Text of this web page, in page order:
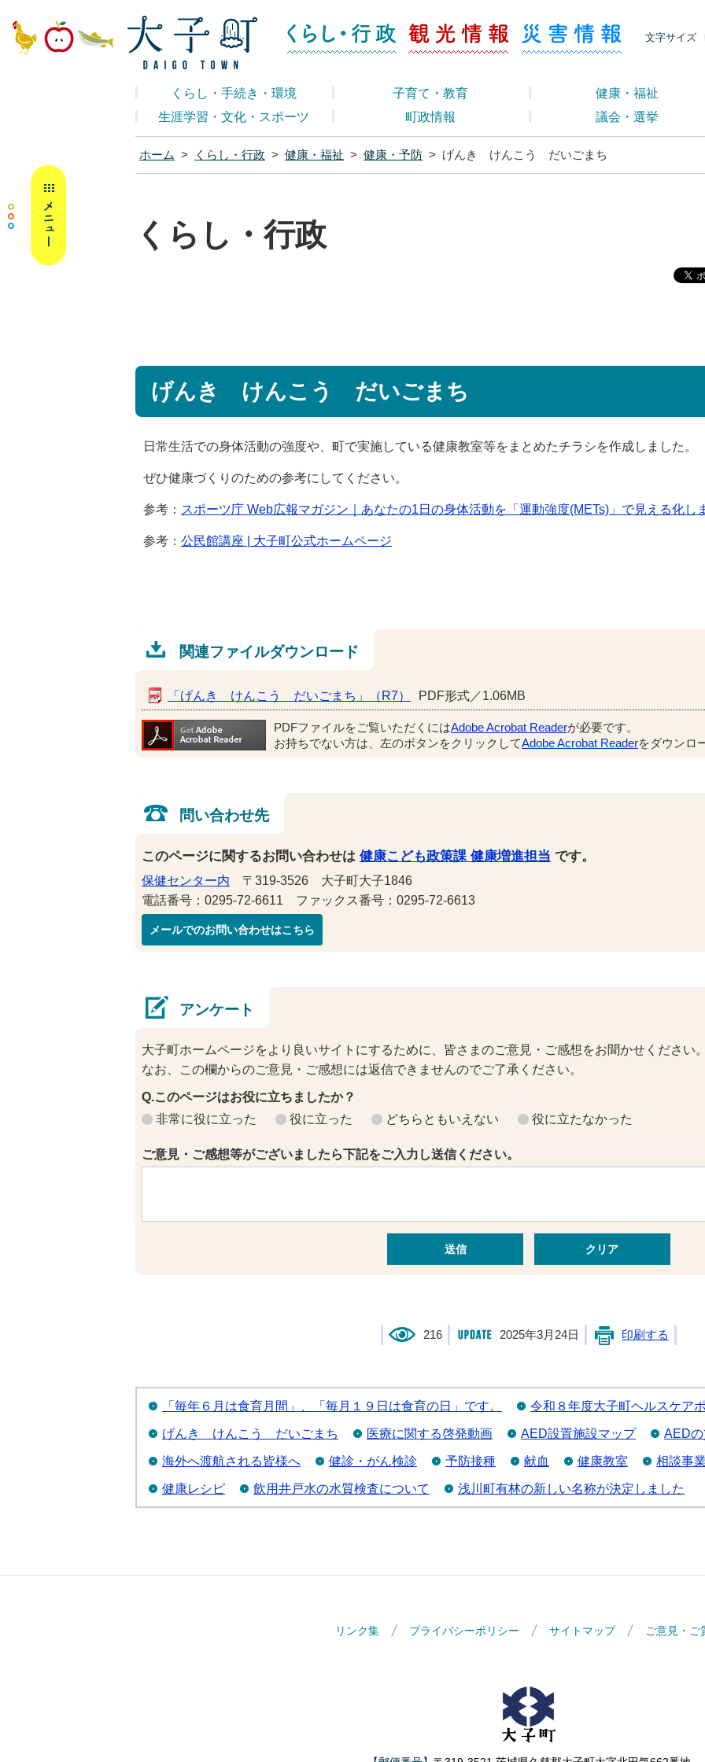
大子町ホームページ くらし・行政
文字サイズ
くらし・行政 観光情報 災害情報
くらし・手続き・環境 子育て・教育 健康・福祉
生涯学習・文化・スポーツ
町政情報 議会・選挙
ホーム > くらし・行政 > 健康・福祉 > 健康・予防 > げんき けんこう だいごまち
くらし・行政
げんき けんこう だいごまち
日常生活での身体活動の強度や、町で実施している健康教室等をまとめたチラシを作成しました。
ぜひ健康づくりのための参考にしてください。
参考： スポーツ庁 Web広報マガジン｜あなたの1日の身体活動を「運動強度(METs)」で見える化し
参考： 公民館講座 | 大子町公式ホームページ
関連ファイルダウンロード
「げんき けんこう だいごまち」（R7） PDF形式／1.06MB
PDFファイルをご覧いただくにはAdobe Acrobat Readerが必要です。
お持ちでない方は、左のボタンをクリックしてAdobe Acrobat Readerをダウンロ
問い合わせ先
このページに関するお問い合わせは 健康こども政策課 健康増進担当 です。
保健センター内 〒319-3526 大子町大子1846
電話番号：0295-72-6611 ファックス番号：0295-72-6613
メールでのお問い合わせはこちら
アンケート
大子町ホームページをより良いサイトにするために、皆さまのご意見・ご感想をお聞かせください。
なお、この欄からのご意見・ご感想には返信できませんのでご了承ください。
Q.このページはお役に立ちましたか？
非常に役に立った
役に立った どちらともいえない 役に立たなかった
ご意見・ご感想等がございましたら下記をご入力し送信ください。
216 2025年3月24日 印刷する
「毎年６月は食育月間」、「毎月１９日は食育の日」です。 令和８年度大子町ヘルスケア
げんき けんこう だいごまち 医療に関する啓発動画 AED設置施設マップ AED
海外へ渡航される皆様へ 健診・がん検診 予防接種 献血 健康教室 相談事業
健康レシピ 飲用井戸水の水質検査について 浅川町有林の新しい名称が決定しました
リンク集 プライバシーポリシー サイトマップ ご意見・ご